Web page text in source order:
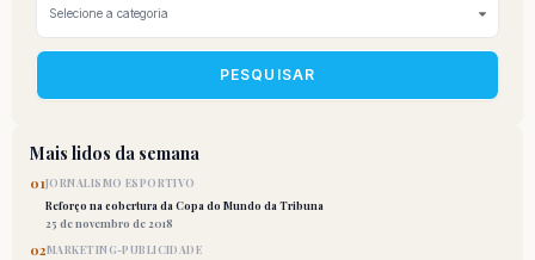
PESQUISAR
Mais lidos da semana
01JORNALISMO ESPORTIVO
Reforço na cobertura da Copa do Mundo da Tribuna
25 de novembro de 2018
02MARKETING-PUBLICIDADE